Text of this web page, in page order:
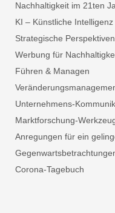
Nachhaltigkeit im 21ten
KI – Künstliche
Strategische Perspektiven
Werbung für
Führen & Managen
Unternehmens-
Marktforschung-
Anregungen für ein
Corona-Tagebuch